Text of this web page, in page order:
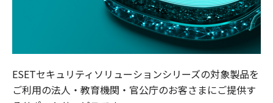
ESETセキュリティソリューションシリーズの対象製品を
ご利用の法人・教育機関・官公庁のお客さまにご提供す